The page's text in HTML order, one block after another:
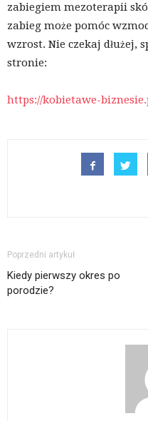
zabiegiem mezoterapii
zabieg może pomóc
wzrost. Nie czekaj dłużej,
stronie:
https://kobietawe-
Poprzedni artykuł
Kiedy pierwszy okres po
porodzie?